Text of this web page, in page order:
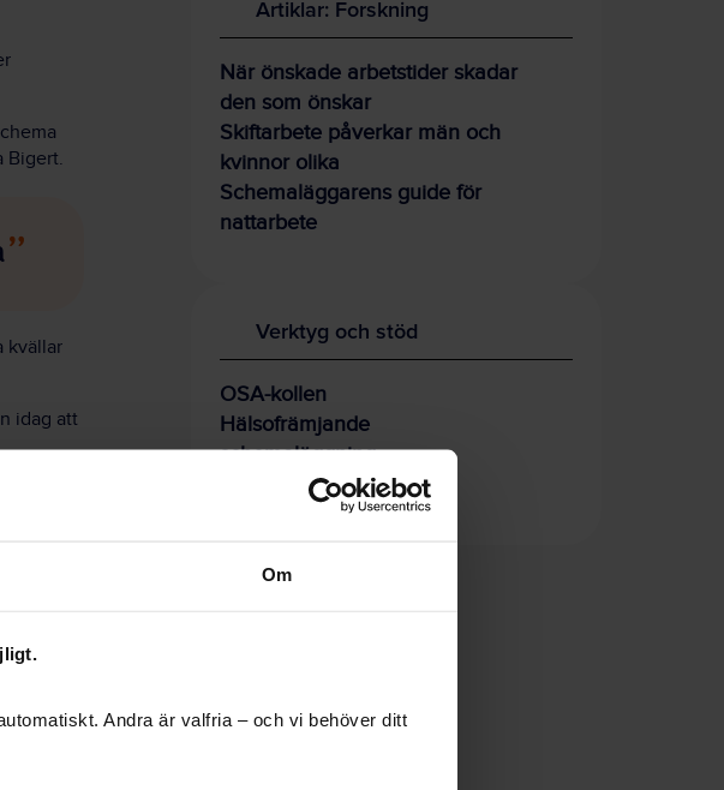
Om
Andra är valfria – och vi behöver ditt
Bigert.
kvällar
idag att
sätt.
med
Artiklar: Forskning
När önskade arbetstider skadar
den som önskar
Skiftarbete påverkar män och
kvinnor olika
Schemaläggarens guide för
nattarbete
Verktyg och stöd
OSA-kollen
Hälsofrämjande
schemaläggning
Hållbara arbetstider